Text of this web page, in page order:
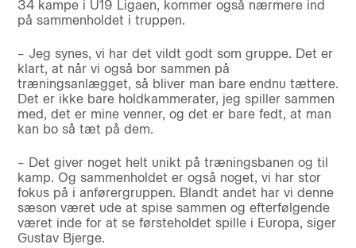
34 kampe i U19 Ligaen, kommer også nærmere ind
på sammenholdet i truppen.
– Jeg synes, vi har det vildt godt som gruppe. Det er
klart, at når vi også bor sammen på
træningsanlægget, så bliver man bare endnu tættere.
Det er ikke bare holdkammerater, jeg spiller sammen
med, det er mine venner, og det er bare fedt, at man
kan bo så tæt på dem.
– Det giver noget helt unikt på træningsbanen og til
kamp. Og sammenholdet er også noget, vi har stor
fokus på i anførergruppen. Blandt andet har vi denne
sæson været ude at spise sammen og efterfølgende
været inde for at se førsteholdet spille i Europa, siger
Gustav Bjerge.